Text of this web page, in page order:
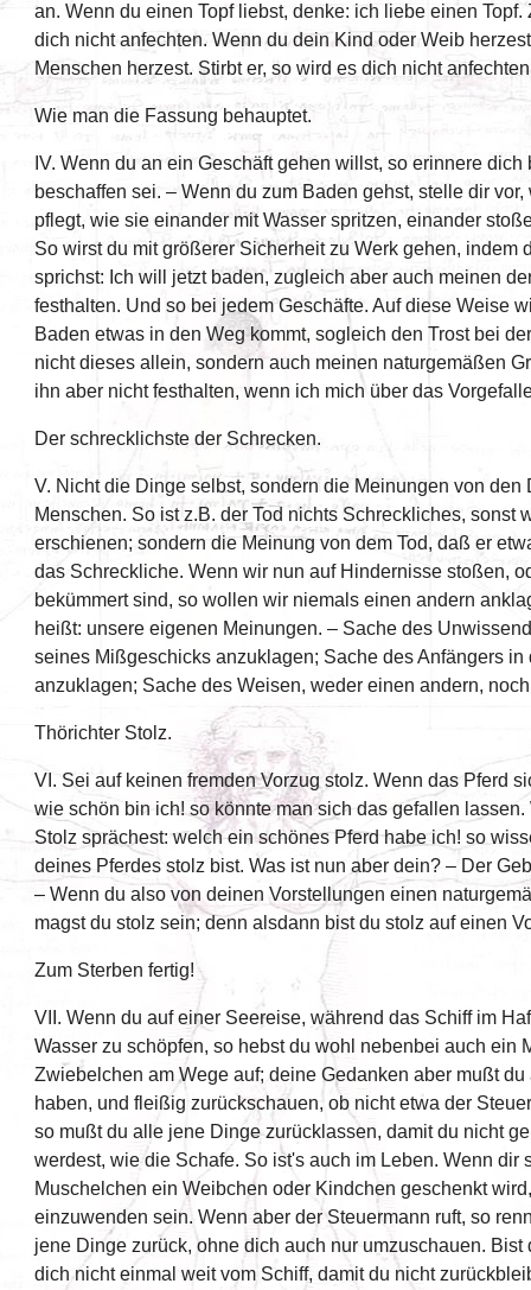
an. Wenn du einen Topf liebst, denke: ich liebe einen
dich nicht anfechten. Wenn du dein Kind oder Weib
Menschen herzest. Stirbt er, so wird es dich nicht
Wie man die Fassung behauptet.
IV. Wenn du an ein Geschäft gehen willst, so erinnere
beschaffen sei. – Wenn du zum Baden gehst, stelle dir
pflegt, wie sie einander mit Wasser spritzen, einander
So wirst du mit größerer Sicherheit zu Werk gehen, indem
sprichst: Ich will jetzt baden, zugleich aber auch meinen
festhalten. Und so bei jedem Geschäfte. Auf diese Weise
Baden etwas in den Weg kommt, sogleich den Trost bei
nicht dieses allein, sondern auch meinen naturgemäßen
ihn aber nicht festhalten, wenn ich mich über das
Der schrecklichste der Schrecken.
V. Nicht die Dinge selbst, sondern die Meinungen von
Menschen. So ist z.B. der Tod nichts Schreckliches, sonst
erschienen; sondern die Meinung von dem Tod, daß er
das Schreckliche. Wenn wir nun auf Hindernisse stoßen,
bekümmert sind, so wollen wir niemals einen andern
heißt: unsere eigenen Meinungen. – Sache des
seines Mißgeschicks anzuklagen; Sache des Anfängers
anzuklagen; Sache des Weisen, weder einen andern,
Thörichter Stolz.
VI. Sei auf keinen fremden Vorzug stolz. Wenn das Pferd
wie schön bin ich! so könnte man sich das gefallen
Stolz sprächest: welch ein schönes Pferd habe ich! so
deines Pferdes stolz bist. Was ist nun aber dein? – Der
– Wenn du also von deinen Vorstellungen einen
magst du stolz sein; denn alsdann bist du stolz auf einen
Zum Sterben fertig!
VII. Wenn du auf einer Seereise, während das Schiff im
Wasser zu schöpfen, so hebst du wohl nebenbei auch ein
Zwiebelchen am Wege auf; deine Gedanken aber mußt
haben, und fleißig zurückschauen, ob nicht etwa der
so mußt du alle jene Dinge zurücklassen, damit du nicht
werdest, wie die Schafe. So ist's auch im Leben. Wenn dir
Muschelchen ein Weibchen oder Kindchen geschenkt
einzuwenden sein. Wenn aber der Steuermann ruft, so
jene Dinge zurück, ohne dich auch nur umzuschauen. Bist
dich nicht einmal weit vom Schiff, damit du nicht